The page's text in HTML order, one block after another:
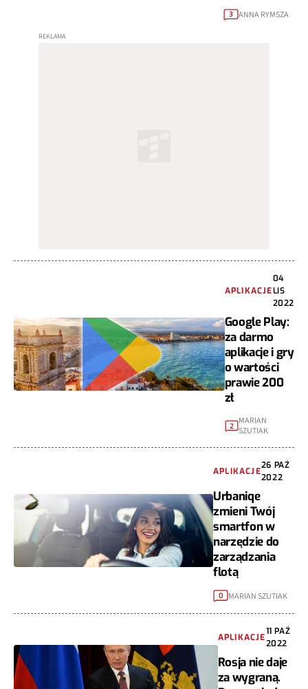
3 ANNA RYMSZA
APLIKACJE
04
LIS
2022
Google Play:
za darmo
aplikacje i gry
o wartości
prawie 200
zł
2
MARIAN
SZUTIAK
APLIKACJE
26 PAŹ
2022
Urbaniqe
zmieni Twój
smartfon w
narzędzie do
zarządzania
flotą
0 MARIAN SZUTIAK
APLIKACJE
11 PAŹ
2022
Rosja nie daje
za wygraną.